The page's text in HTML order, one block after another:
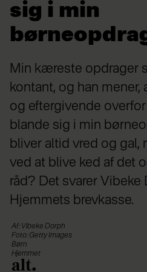
sig i min
Min kæreste opdrager
kontant, og han mener,
og eftergivende
blande sig i min
bliver altid vred og gal,
ved at blive ked af det
råd? Det svarer Vibeke
Hjemmets brevkasse.
Af: Vibeke Dorph
Foto: Getty Images
Børn
Hjemmet